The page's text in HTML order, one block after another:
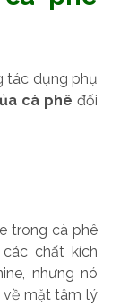
tác dụng phụ
cà phê đối
trong cà phê
chất kích
nhưng nó
về mặt tâm lý